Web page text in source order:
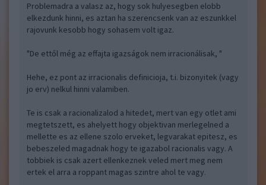
Problemadra a valasz az, hogy sok hulyesegben elobb
elkezdunk hinni, es aztan ha szerencsenk van az eszunkkel
rajovunk kesobb hogy sohasem volt igaz.
"De ettől még az effajta igazságok nem irracionálisak, "
Hehe, ez pont az irracionalis definicioja, t.i. bizonyitek (vagy
jo erv) nelkul hinni valamiben.
Te is csak a racionalizalod a hitedet, mert van egy otlet ami
megtetszett, es ahelyett hogy objektivan merlegelned a
mellette es az ellene szolo erveket, legvarakat epitesz, es
bebeszeled magadnak hogy te igazabol racionalis vagy. A
tobbiek is csak azert ellenkeznek veled mert meg nem
ertek el arra a roppant magas szintre ahol te vagy.